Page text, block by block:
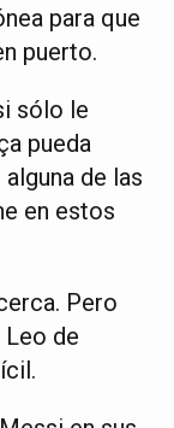
para que
puerto.
sólo le
pueda
de las
en estos
Pero
de